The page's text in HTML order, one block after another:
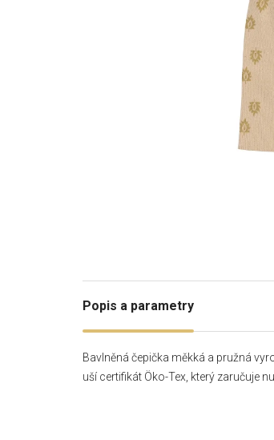
Popis a parametry
Bavlněná čepička měkká a pružná
uší certifikát Öko-Tex, který zaručuje